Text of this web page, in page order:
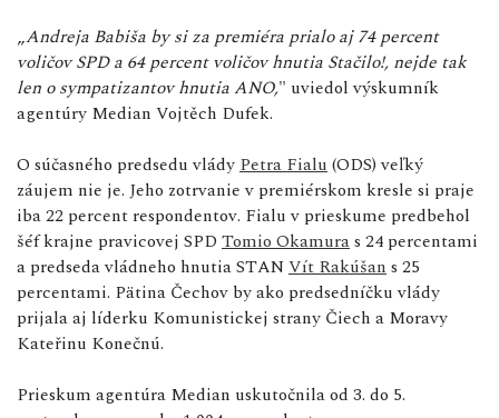
„Andreja Babiša by si za premiéra prialo aj 74 percent
voličov SPD a 64 percent voličov hnutia Stačilo!, nejde tak
len o sympatizantov hnutia ANO," uviedol výskumník
agentúry Median Vojtěch Dufek.
O súčasného predsedu vlády Petra Fialu (ODS) veľký
záujem nie je. Jeho zotrvanie v premiérskom kresle si praje
iba 22 percent respondentov. Fialu v prieskume predbehol
šéf krajne pravicovej SPD Tomio Okamuras 24 percentami
a predseda vládneho hnutia STANVít Rakúšan s 25
percentami. Pätina Čechov by ako predsedníčku vlády
prijala aj líderku Komunistickej strany Čiech a Moravy
Kateřinu Konečnú.
Prieskum agentúra Median uskutočnila od 3. do 5.